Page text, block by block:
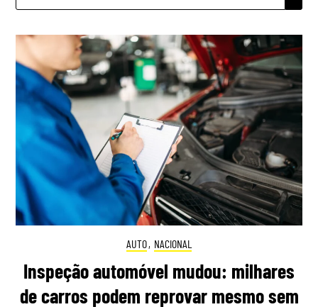
AUTO, NACIONAL
Inspeção automóvel mudou: milhares
de carros podem reprovar mesmo sem